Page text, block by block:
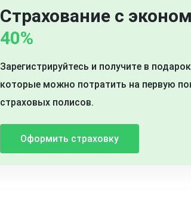
Страхование с
40%
Зарегистрируйтесь и получите в
которые можно потратить на первую
страховых полисов.
Оформить страховку